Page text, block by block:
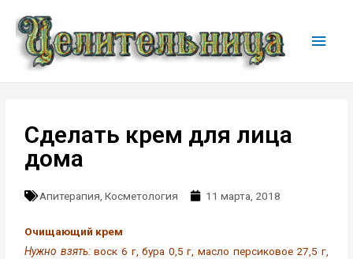
Сделать крем для лица
дома
Апитерапия ,Косметология 11 марта, 2018
Очищающий крем
Нужно взять:воск 6 г, бура 0,5 г, масло персиковое 27,5 г,